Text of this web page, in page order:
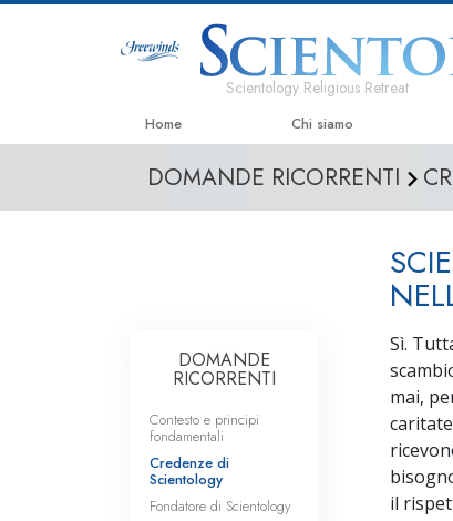
Scientology Religious Retreat
Home Chi siamo
DOMANDE RICORRENTI
Sì.
mai,
il
DOMANDE
RICORRENTI
Contesto e principi
fondamentali
Credenze di
Scientology
Fondatore di Scientology